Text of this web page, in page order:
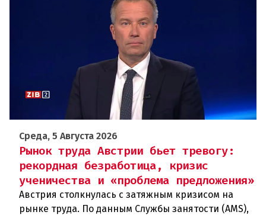
Среда, 5 Августа 2026
Рынок труда Австрии бьет тревогу:
рекордная безработица, кризис
ученичества и «проблема предложения»
Австрия столкнулась с затяжным кризисом на
рынке труда. По данным Службы занятости (AMS),